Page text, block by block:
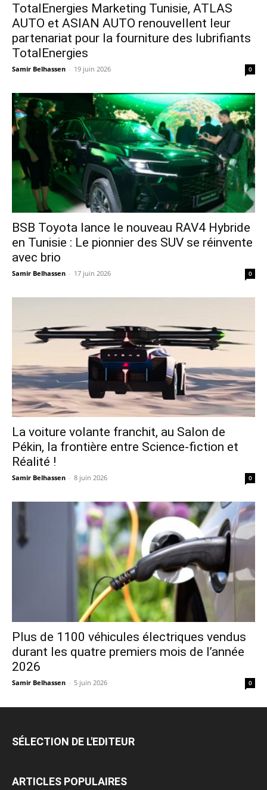
TotalEnergies Marketing Tunisie, ATLAS
AUTO et ASIAN AUTO renouvellent leur
partenariat pour la fourniture des lubrifiants
TotalEnergies
Samir Belhassen - 19 juin 2026 0
​BSB Toyota lance le nouveau RAV4 Hybride
en Tunisie : Le pionnier des SUV se réinvente
avec brio
Samir Belhassen - 17 juin 2026 0
La voiture volante franchit, au Salon de
Pékin, la frontière entre Science-fiction et
Réalité !
Samir Belhassen - 8 juin 2026 0
Plus de 1100 véhicules électriques vendus
durant les quatre premiers mois de l’année
2026
Samir Belhassen - 5 juin 2026 0
SÉLECTION DE L'EDITEUR
ARTICLES POPULAIRES